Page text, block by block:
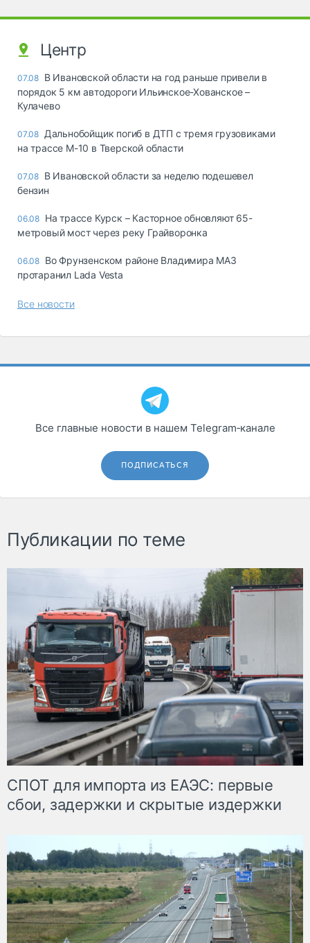
Центр
07.08 В Ивановской области на год раньше привели в
порядок 5 км автодороги Ильинское-Хованское –
Кулачево
07.08 Дальнобойщик погиб в ДТП с тремя грузовиками
на трассе М-10 в Тверской области
07.08 В Ивановской области за неделю подешевел
бензин
06.08 На трассе Курск – Касторное обновляют 65-
метровый мост через реку Грайворонка
06.08 Во Фрунзенском районе Владимира МАЗ
протаранил Lada Vesta
Все новости
Все главные новости в нашем Telegram‑канале
ПОДПИСАТЬСЯ
Публикации по теме
СПОТ для импорта из ЕАЭС: первые
сбои, задержки и скрытые издержки